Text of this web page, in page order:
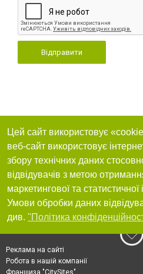
Відправити
Цей сайт використовує
веб-сайт використовує
збору технічних даних
відвідувачів з метою
маркетингової та статистичної
Умови обробки даних
див. "Політика
Реклама на сайті
Робота в нашій компанії
Франшиза "CitySites"